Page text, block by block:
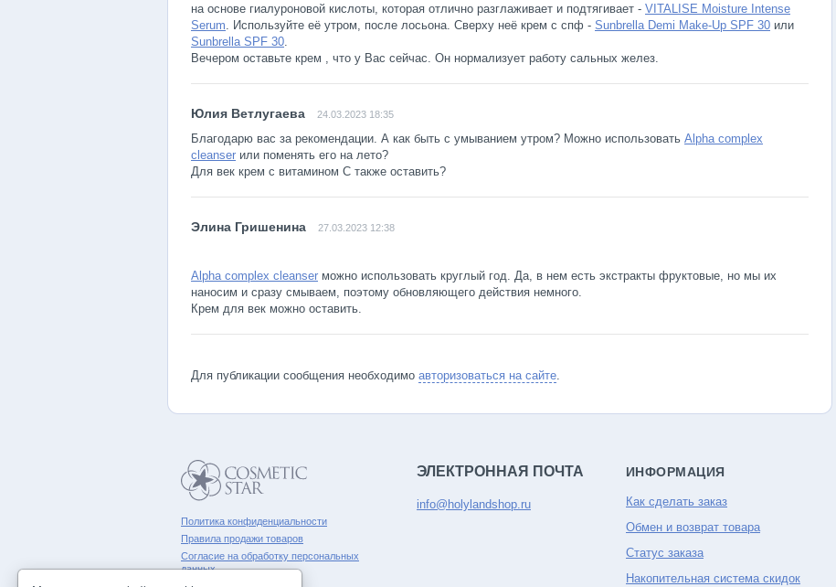
на основе гиалуроновой кислоты, которая отлично разглаживает и подтягивает - VITALISE Moisture Intense
Serum. Используйте её утром, после лосьона. Сверху неё крем с спф - Sunbrella Demi Make-Up SPF 30 или
Sunbrella SPF 30.
Вечером оставьте крем , что у Вас сейчас. Он нормализует работу сальных желез.
24.03.2023 18:35
Благодарю вас за рекомендации. А как быть с умыванием утром? Можно использовать Alpha complex
cleanser или поменять его на лето?
Для век крем с витамином С также оставить?
27.03.2023 12:38
Alpha complex cleanser можно использовать круглый год. Да, в нем есть экстракты фруктовые, но мы их
наносим и сразу смываем, поэтому обновляющего действия немного.
Крем для век можно оставить.
Для публикации сообщения необходимо авторизоваться на сайте.
Политика конфиденциальности
Правила продажи товаров
Согласие на обработку персональных
данных
ЭЛЕКТРОННАЯ ПОЧТА
info@holylandshop.ru
ИНФОРМАЦИЯ
Как сделать заказ
Обмен и возврат товара
Статус заказа
Накопительная система скидок